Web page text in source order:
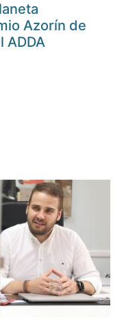
Azorín de
ADDA